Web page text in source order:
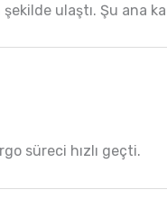
ulaştı. Şu ana
süreci hızlı geçti.